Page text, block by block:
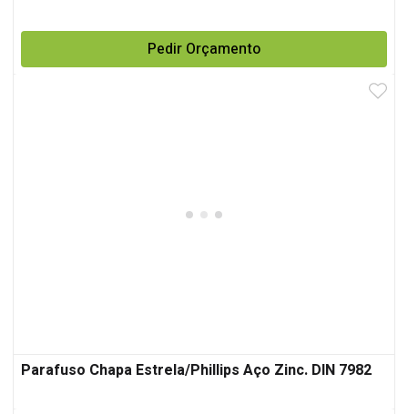
Pedir Orçamento
Parafuso Chapa Estrela/Phillips Aço Zinc. DIN 7982